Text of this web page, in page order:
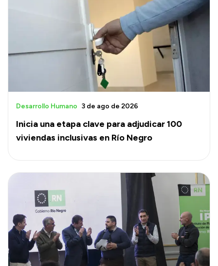
Inicia una etapa clave para adjudicar 100
viviendas inclusivas en Río Negro
Desarrollo Humano 3 de ago de 2026